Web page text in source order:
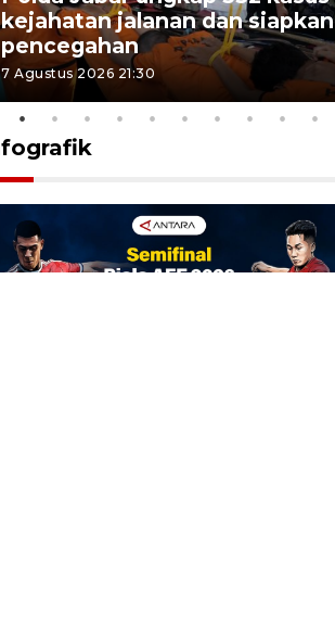
kejahatan jalanan dan siapkan
pencegahan
7 Agustus 2026 21:30